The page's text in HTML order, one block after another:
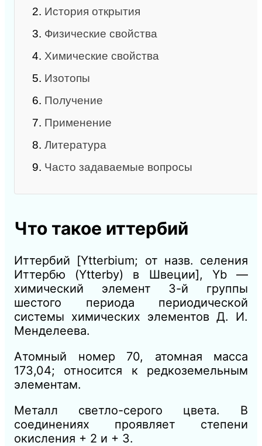
2. История открытия
3. Физические свойства
4. Химические свойства
5. Изотопы
6. Получение
7. Применение
8. Литература
9. Часто задаваемые вопросы
Что такое иттербий
Иттербий [Ytterbium; от назв. селения
Иттербю (Ytterby) в Швеции], Yb —
химический элемент 3-й группы
шестого периода периодической
системы химических элементов Д. И.
Менделеева.
Атомный номер 70, атомная масса
173,04; относится к редкоземельным
элементам.
Металл светло-серого цвета. В
соединениях проявляет степени
окисления + 2 и + 3.